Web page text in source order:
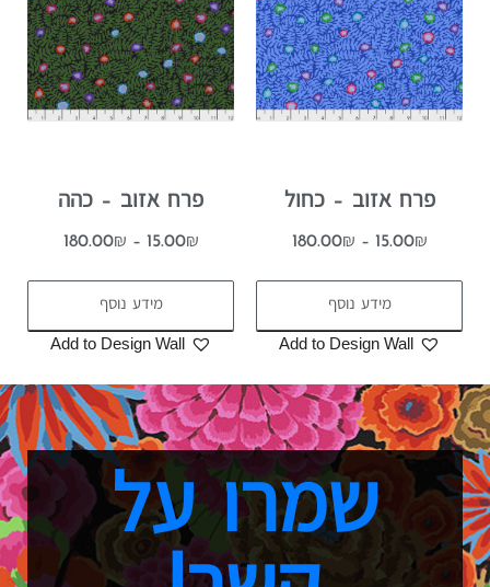
פרח אזוב – כחול
15.00₪
–
180.00₪
מידע נוסף
Add to Design Wall
פרח אזוב – כהה
15.00₪
–
180.00₪
מידע נוסף
Add to Design Wall
שמרו על